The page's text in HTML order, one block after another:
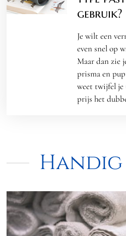
gebruik?
Je wilt een
even snel op
Maar dan zie
prisma en
weet twijfel je
prijs het
Handig